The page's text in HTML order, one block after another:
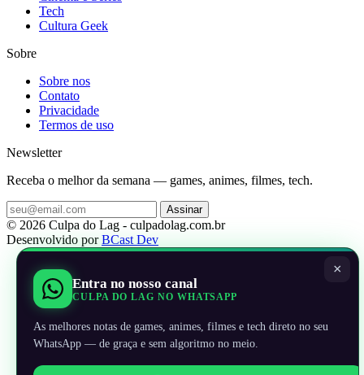
Tech
Cultura Geek
Sobre
Sobre nos
Contato
Privacidade
Termos de uso
Newsletter
Receba o melhor da semana — games, animes, filmes, tech.
Assinar
© 2026 Culpa do Lag - culpadolag.com.br
Desenvolvido porBCast Dev
×
Entra no nosso canal
CULPA DO LAG NO WHATSAPP
As melhores notas de games, animes, filmes e tech direto no seu
WhatsApp — de graça e sem algoritmo no meio.